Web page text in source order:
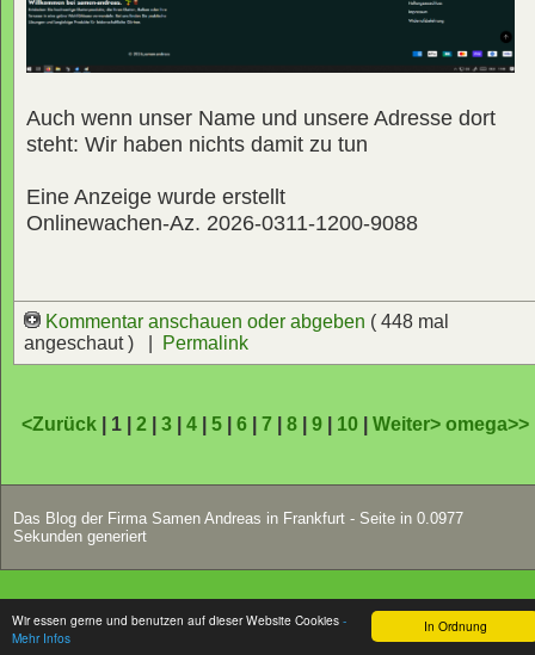
In Ordnung
Wir essen gerne und benutzen auf dieser Website Cookies -
Mehr Infos
Auch wenn unser Name und unsere Adresse dort
steht: Wir haben nichts damit zu tun
Eine Anzeige wurde erstellt
Onlinewachen-Az. 2026-0311-1200-9088
Kommentar anschauen oder abgeben ( 448 mal
angeschaut ) |
Permalink
<Zurück | 1 |2 |3 |4 |5 |6 |7 |8 |9 10 |Weiter>omega>>
Das Blog der Firma Samen Andreas in Frankfurt - Seite in 0.0977
Sekunden generiert